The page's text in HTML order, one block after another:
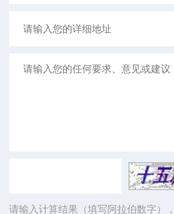
请输入计算结果（填写阿拉伯数字）